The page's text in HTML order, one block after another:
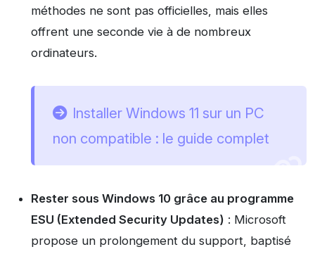
méthodes ne sont pas officielles, mais elles
offrent une seconde vie à de nombreux
ordinateurs.
Installer Windows 11 sur un PC
non compatible : le guide complet
Rester sous Windows 10 grâce au programme
ESU (Extended Security Updates) : Microsoft
propose un prolongement du support, baptisé